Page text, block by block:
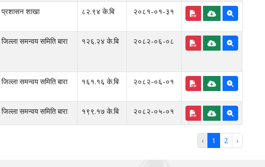
प्रशासन शाखा ८२.९४ के.बि २०८१-०१-३१
जिल्ला समन्वय समिति बारा १२६.२४ के.बि २०८२-०६-०८
जिल्ला समन्वय समिति बारा १६१.१६ के.बि २०८२-०६-०१
जिल्ला समन्वय समिति बारा १९९.१७ के.बि २०८२-०५-०१
‹ 1 2 ›